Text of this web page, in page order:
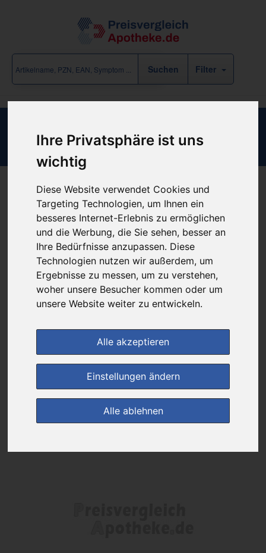
Ihre Privatsphäre ist uns
wichtig
Diese Website verwendet Cookies und
Targeting Technologien, um Ihnen ein
besseres Internet-Erlebnis zu ermöglichen
und die Werbung, die Sie sehen, besser an
Ihre Bedürfnisse anzupassen. Diese
Technologien nutzen wir außerdem, um
Ergebnisse zu messen, um zu verstehen,
woher unsere Besucher kommen oder um
unsere Website weiter zu entwickeln.
Alle akzeptieren
Einstellungen ändern
Alle ablehnen
Filter
Beinbeutelhose GR XL
Produkt empfehlen
Kein Preis bekannt
Das gewünschte Produkt ist derzeit bei keinem unserer Partner
erhältlich.
(0) Jetzt bewerten!
zur Startseite
Preisalarm